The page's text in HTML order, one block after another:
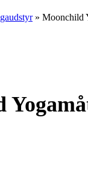
» Moonchild